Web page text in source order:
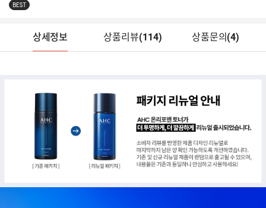
BEST
상세정보 상품리뷰(114) 상품문의 (4)